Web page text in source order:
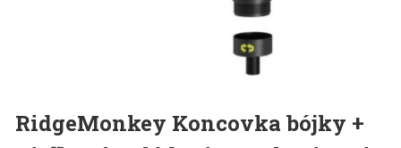
RidgeMonkey Koncovka bójky +